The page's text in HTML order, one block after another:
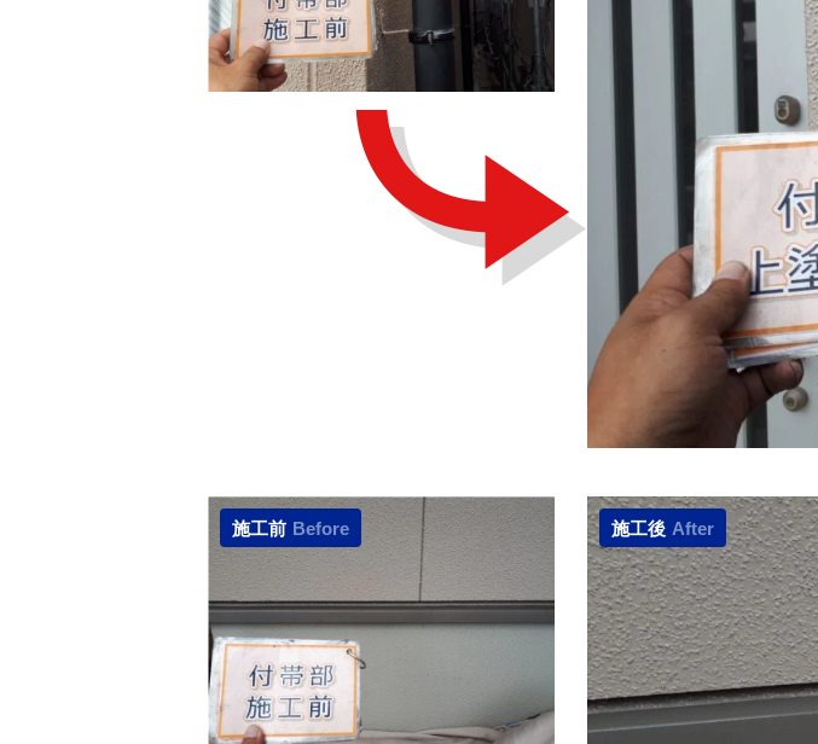
施工前 Before 施工後 After